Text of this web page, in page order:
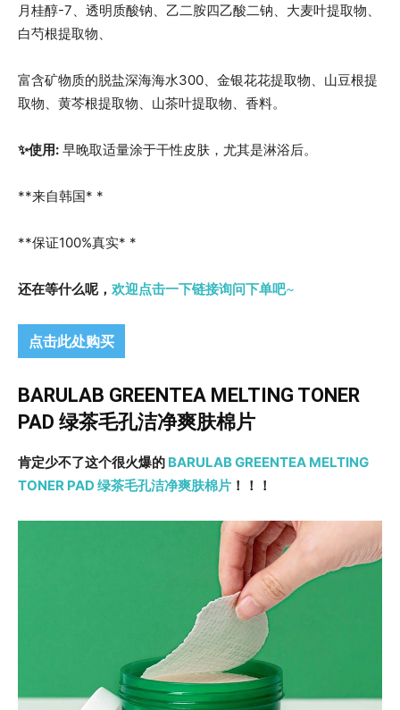
月桂醇-7、透明质酸钠、乙二胺四乙酸二钠、大麦叶提取物、
白芍根提取物、
富含矿物质的脱盐深海海水300、金银花花提取物、山豆根提
取物、黄芩根提取物、山茶叶提取物、香料。
✨使用: 早晚取适量涂于干性皮肤，尤其是淋浴后。
**来自韩国* *
**保证100%真实* *
还在等什么呢， 欢迎点击一下链接询问下单吧~
点击此处购买
BARULAB GREENTEA MELTING TONER
PAD 绿茶毛孔洁净爽肤棉片
肯定少不了这个很火爆的 BARULAB GREENTEA MELTING
TONER PAD 绿茶毛孔洁净爽肤棉片 ！！！